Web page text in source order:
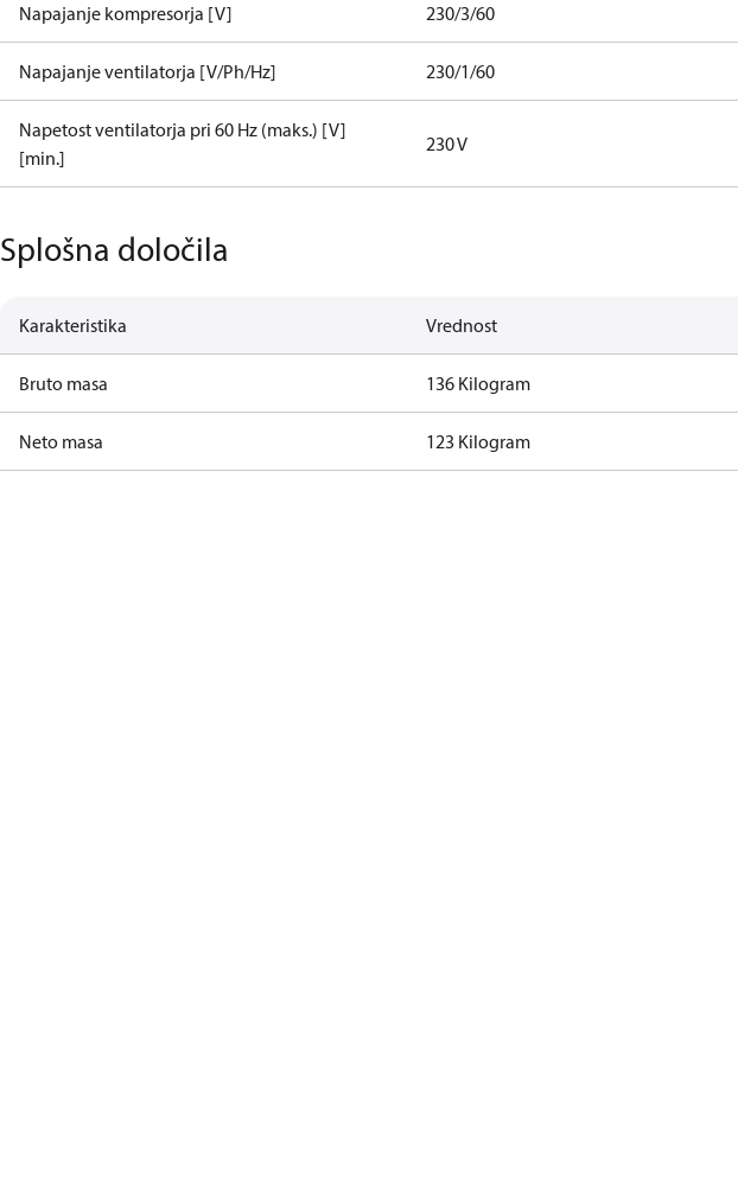
Napajanje kompresorja [V] 230/3/60
Napajanje ventilatorja [V/Ph/Hz] 230/1/60
Napetost ventilatorja pri 60 Hz (maks.) [V]
[min.]
230 V
Splošna določila
Karakteristika Vrednost
Bruto masa 136 Kilogram
Neto masa 123 Kilogram